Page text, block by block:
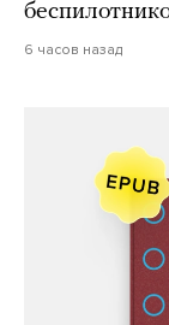
6 часов назад